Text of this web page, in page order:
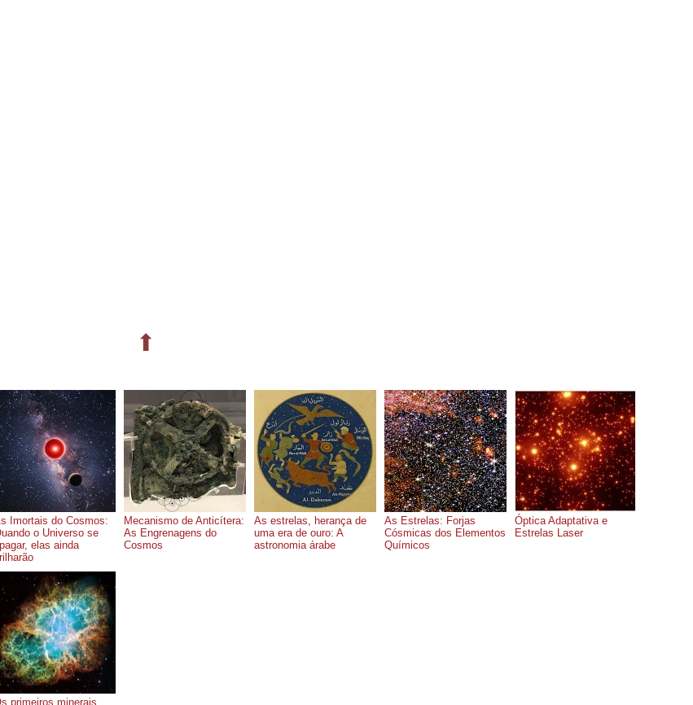
⬆
Imortais do Cosmos:
o Universo se
elas ainda
Mecanismo de Anticítera:
As Engrenagens do
Cosmos
As estrelas, herança de
uma era de ouro: A
astronomia árabe
As Estrelas: Forjas
Cósmicas dos Elementos
Químicos
Óptica Adaptativa e
Estrelas Laser
primeiros minerais